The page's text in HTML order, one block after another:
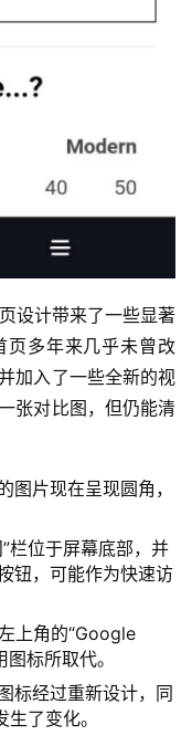
设计带来了一些显著
多年来几乎未曾改
加入了一些全新的视
张对比图，但仍能清
图片现在呈现圆角，
栏位于屏幕底部，并
钮，可能作为快速访
上角的“Google
标所取代。
标经过重新设计，同
了变化。